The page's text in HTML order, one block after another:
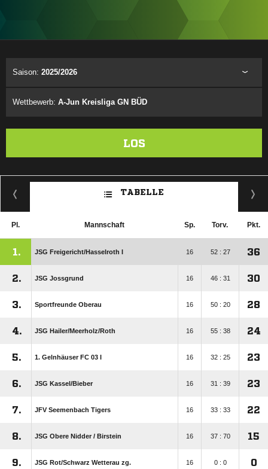
Saison: 2025/2026
Wettbewerb: A-Jun Kreisliga GN BÜD
LOS
TABELLE
Pl. Mannschaft Sp. Torv. Pkt.
1. JSG Freigericht/​Hasselroth I 16 52 : 27 36
2. JSG Jossgrund 16 46 : 31 30
3. Sportfreunde Oberau 16 50 : 20 28
4. JSG Hailer/​Meerholz/​Roth 16 55 : 38 24
5. 1. Gelnhäuser FC 03 I 16 32 : 25 23
6. JSG Kassel/​Bieber 16 31 : 39 23
7. JFV Seemenbach Tigers 16 33 : 33 22
8. JSG Obere Nidder /​ Birstein 16 37 : 70 15
9. JSG Rot/​Schwarz Wetterau zg. 16 0 : 0 0